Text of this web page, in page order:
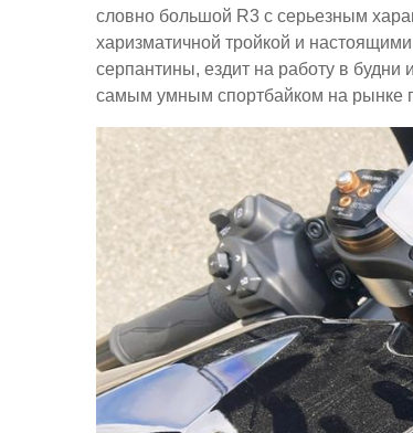
словно большой R3 с серьезным
харизматичной тройкой и
серпантины, ездит на работу в будни
самым умным спортбайком на рынке